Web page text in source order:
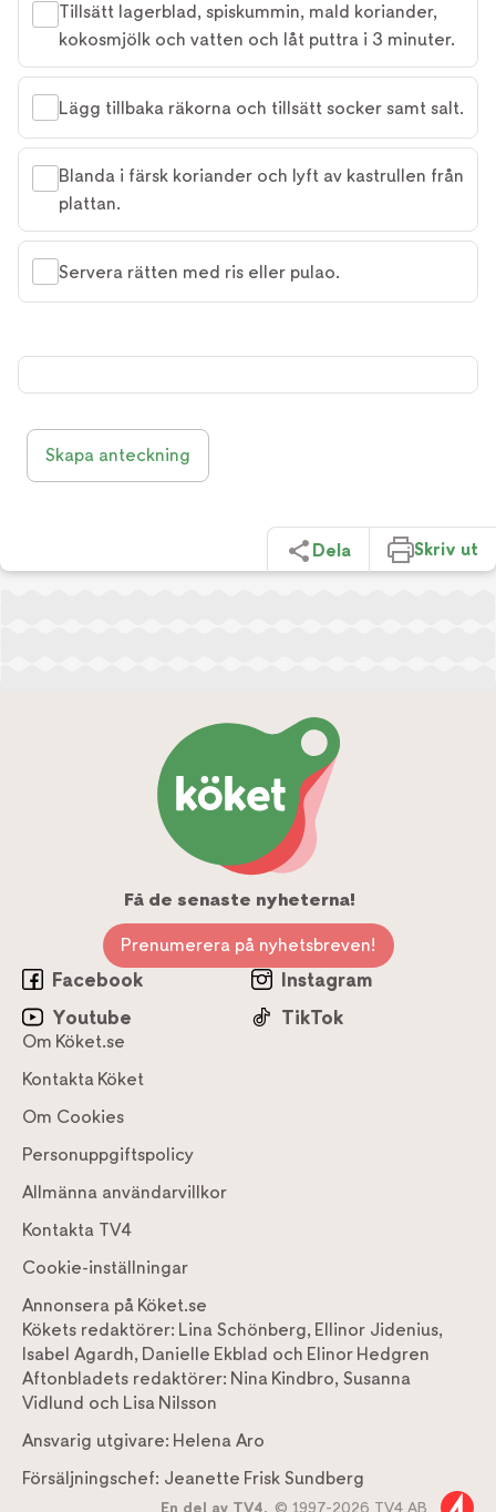
Tillsätt lagerblad, spiskummin, mald koriander,
kokosmjölk och vatten och låt puttra i 3 minuter.
Lägg tillbaka räkorna och tillsätt socker samt salt.
Blanda i färsk koriander och lyft av kastrullen från
plattan.
Servera rätten med ris eller pulao.
Skapa anteckning
Dela Skriv ut
Få de senaste nyheterna!
Prenumerera på nyhetsbreven!
Facebook
Instagram
Youtube
TikTok
Om Köket.se
Kontakta Köket
Om Cookies
Personuppgiftspolicy
Allmänna användarvillkor
Kontakta TV4
Cookie-inställningar
Annonsera på Köket.se
Kökets redaktörer: Lina Schönberg, Ellinor Jidenius,
Isabel Agardh, Danielle Ekblad och Elinor Hedgren
Aftonbladets redaktörer: Nina Kindbro, Susanna
Vidlund och Lisa Nilsson
Ansvarig utgivare: Helena Aro
Försäljningschef: Jeanette Frisk Sundberg
En del av TV4, © 1997-2026 TV4 AB